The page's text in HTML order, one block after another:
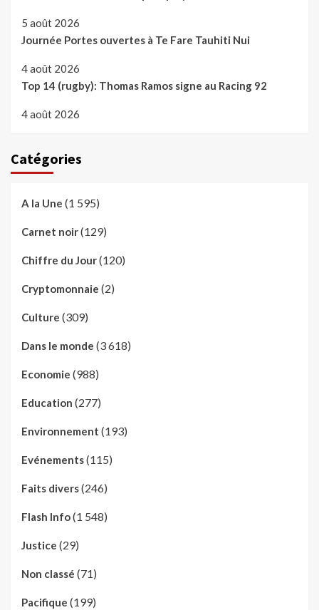
5 août 2026
Journée Portes ouvertes à Te Fare Tauhiti Nui
4 août 2026
Top 14 (rugby): Thomas Ramos signe au Racing 92
4 août 2026
Catégories
A la Une (1 595)
Carnet noir(129)
Chiffre du Jour(120)
Cryptomonnaie (2)
Culture (309)
Dans le monde (3 618)
Economie (988)
Education (277)
Environnement (193)
Evénements(115)
Faits divers(246)
Flash Info(1 548)
Justice (29)
Non classé (71)
Pacifique (199)